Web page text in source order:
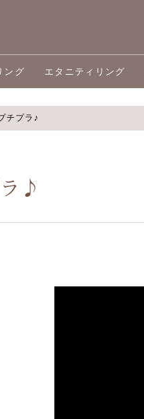
ング エタニティリング
プラ♪
♪